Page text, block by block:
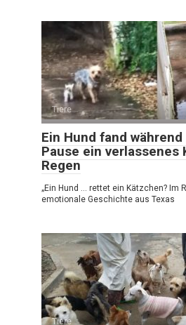
Tiere
Ein Hund fand
Pause ein verlassenes
Regen
„Ein Hund … rettet ein Kätzchen? Im
emotionale Geschichte aus Texas
Tiere